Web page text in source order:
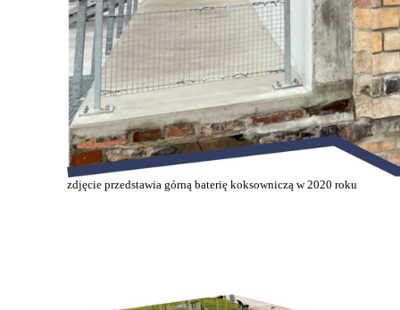
zdjęcie przedstawia górną baterię koksowniczą w 2020 roku